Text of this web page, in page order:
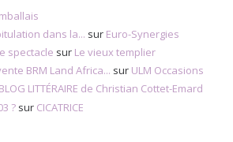
dans la... sur Euro-Synergies
spectacle sur Le vieux templier
BRM Land Africa... sur ULM Occasions
LITTÉRAIRE de Christian Cottet-Emard
? sur CICATRICE